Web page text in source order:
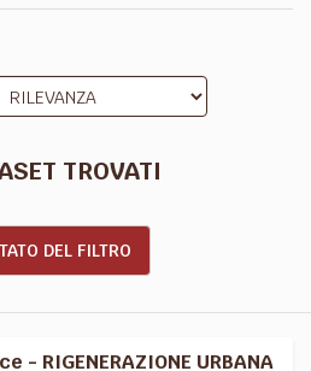
TROVATI
DEL FILTRO
- RIGENERAZIONE URBANA